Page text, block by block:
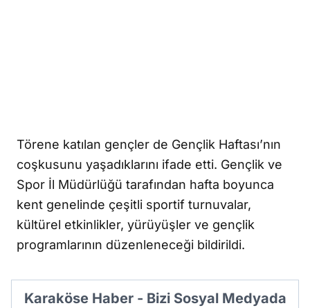
Törene katılan gençler de Gençlik Haftası’nın
coşkusunu yaşadıklarını ifade etti. Gençlik ve
Spor İl Müdürlüğü tarafından hafta boyunca
kent genelinde çeşitli sportif turnuvalar,
kültürel etkinlikler, yürüyüşler ve gençlik
programlarının düzenleneceği bildirildi.
Karaköse Haber - Bizi Sosyal Medyada